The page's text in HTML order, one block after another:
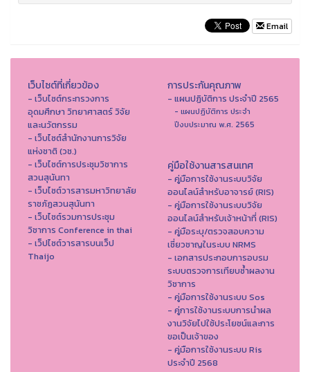
Email
เว็บไซต์ที่เกี่ยวข้อง
- เว็บไซต์กระทรวงการ
อุดมศึกษา วิทยาศาสตร์ วิจัย
และนวัตกรรม
- เว็บไซต์สำนักงานการวิจัย
แห่งชาติ (วช.)
- เว็บไซต์การประชุมวิชาการ
สวนสุนันทา
- เว็บไซต์วารสารมหาวิทยาลัย
ราชภัฏสวนสุนันทา
- เว็บไซต์รวมการประชุม
วิชาการ Conference in thai
- เว็ปไซต์วารสารบนเว็ป
Thaijo
การประกันคุณภาพ
- แผนปฏิบัติการ ประจำปี 2565
- แผนปฏิบัติการ ประจำ
ปีงบประมาณ พ.ศ. 2565
คู่มือใช้งานสารสนเทศ
- คู่มือการใช้งานระบบวิจัย
ออนไลน์สำหรับอาจารย์ (RIS)
- คู่มือการใช้งานระบบวิจัย
ออนไลน์สำหรับเจ้าหน้าที่ (RIS)
- คู่มือระบุ/ตรวจสอบความ
เชี่ยวชาญในระบบ NRMS
- เอกสารประกอบการอบรม
ระบบตรวจการเทียบซ้ำผลงาน
วิชาการ
- คู่มือการใช้งานระบบ Sos
- คู่การใช้งานระบบการนำผล
งานวิจัยไปใช้ประโยชน์และการ
ขอเป็นเจ้าของ
- คู่มือการใช้งานระบบ Ris
ประจำปี 2568